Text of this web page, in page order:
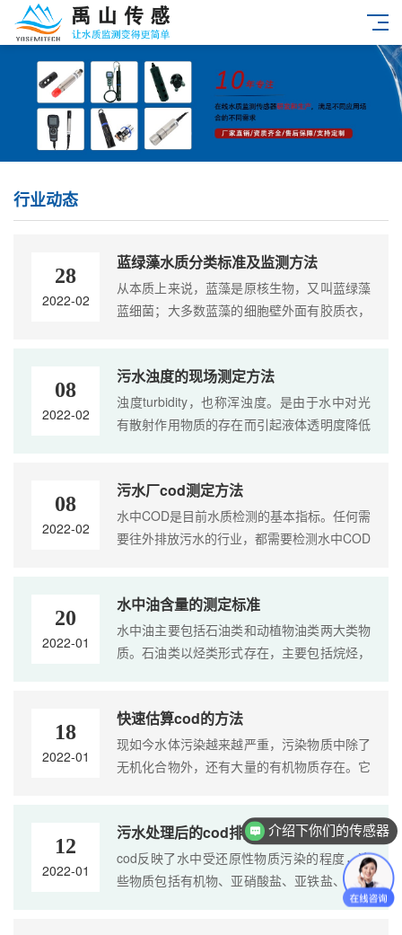
行业动态
28
2022-02
蓝绿藻水质分类标准及监测方法
从本质上来说，蓝藻是原核生物，又叫蓝绿藻
蓝细菌；大多数蓝藻的细胞壁外面有胶质衣，
有....
08
2022-02
污水浊度的现场测定方法
浊度turbidity，也称浑浊度。是由于水中对光
有散射作用物质的存在而引起液体透明度降低
度，利....
08
2022-02
污水厂cod测定方法
水中COD是目前水质检测的基本指标。任何需
要往外排放污水的行业，都需要检测水中COD
COD （Chem....
20
2022-01
水中油含量的测定标准
水中油主要包括石油类和动植物油类两大类物
质。石油类以烃类形式存在，主要包括烷烃，
甘....
18
2022-01
快速估算cod的方法
现如今水体污染越来越严重，污染物质中除了
无机化合物外，还有大量的有机物质存在。它
以....
12
2022-01
污水处理后的cod排放标准
cod反映了水中受还原性物质污染的程度，这
些物质包括有机物、亚硝酸盐、亚铁盐、硫化
物等。以mg/L为单位。 污水处理中cod排放标
介绍下你们的传感器